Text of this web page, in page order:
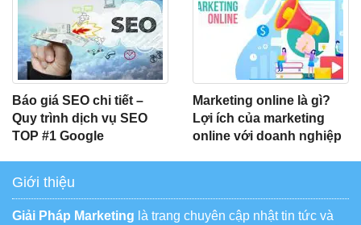
Báo giá SEO chi tiết –
Quy trình dịch vụ SEO
TOP #1 Google
Marketing online là gì?
Lợi ích của marketing
online với doanh nghiệp
Giới thiệu
Giải Pháp Marketing là trang chuyên cập nhật tin tức và